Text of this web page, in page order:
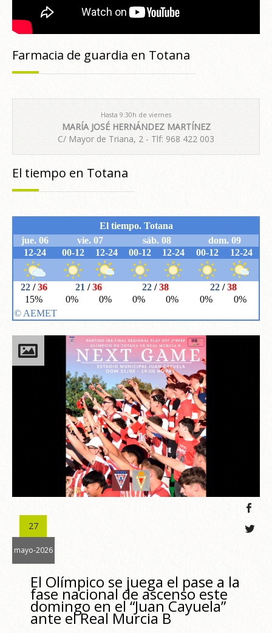
27
mayo-2026
El Olímpico se juega el pase a la
fase nacional de ascenso este
domingo en el “Juan Cayuela”
ante el Real Murcia B
Farmacia de guardia en Totana
Hasta 9:30h de viernes
MARÍA JOSÉ HERNÁNDEZ MARTÍNEZ
C/ Mayor de Triana, 2 - Tlf: 968 422 003
El tiempo en Totana